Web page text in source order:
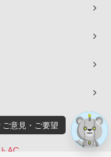
ご意見・ご要望
AC